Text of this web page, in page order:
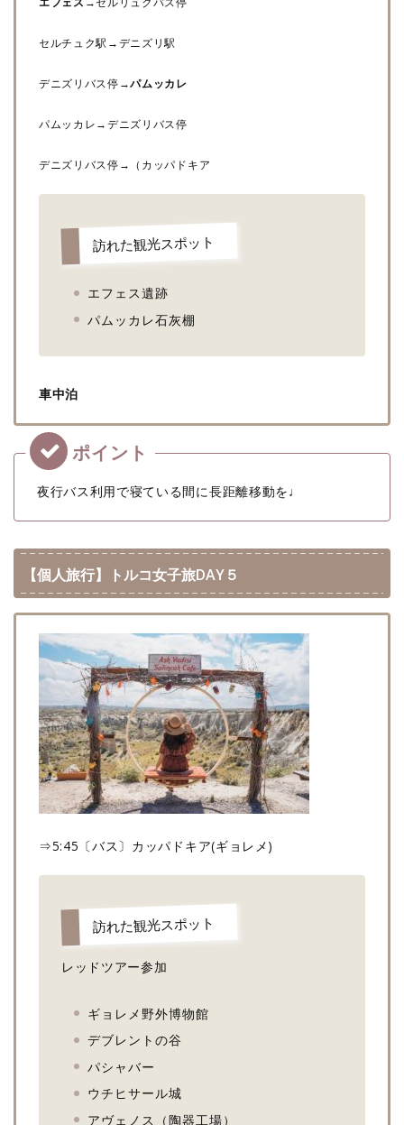
セルチュク駅→デニズリ駅
デニズリバス停→パムッカレ
パムッカレ→デニズリバス停
デニズリバス停→（カッパドキア
訪れた観光スポット
エフェス遺跡
パムッカレ石灰棚
車中泊
夜行バス利用で寝ている間に長距離移動を♩
【個人旅行】トルコ女子旅DAY５
⇒5:45〔バス〕カッパドキア(ギョレメ)
訪れた観光スポット
レッドツアー参加
ギョレメ野外博物館
デブレントの谷
パシャバー
ウチヒサール城
アヴェノス（陶器工場）